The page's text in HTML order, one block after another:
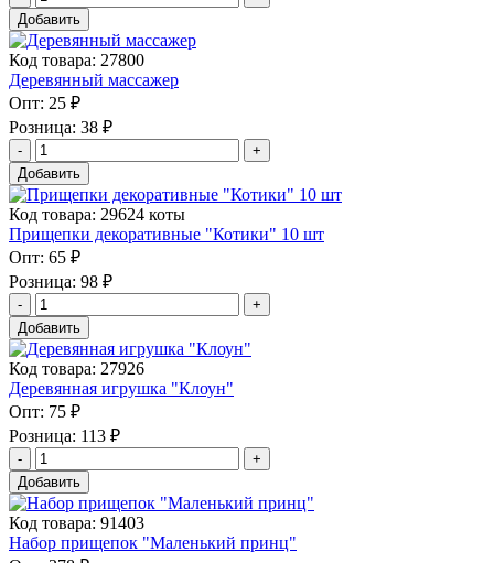
Добавить
Код товара: 27800
Деревянный массажер
Опт: 25 ₽
Розница: 38 ₽
Добавить
Код товара: 29624 коты
Прищепки декоративные "Котики" 10 шт
Опт: 65 ₽
Розница: 98 ₽
Добавить
Код товара: 27926
Деревянная игрушка "Клоун"
Опт: 75 ₽
Розница: 113 ₽
Добавить
Код товара: 91403
Набор прищепок "Маленький принц"